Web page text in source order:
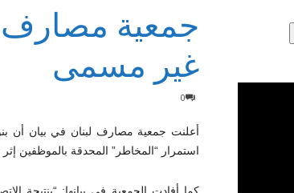
جمعية مصارف
غير مسمى
0
أعلنت جمعية مصارف لبنان في بيان أن
استمرار “المخاطر” المحدقة بالموظفين
كما أفادت الجمعية في بيانها: “بنتيجة